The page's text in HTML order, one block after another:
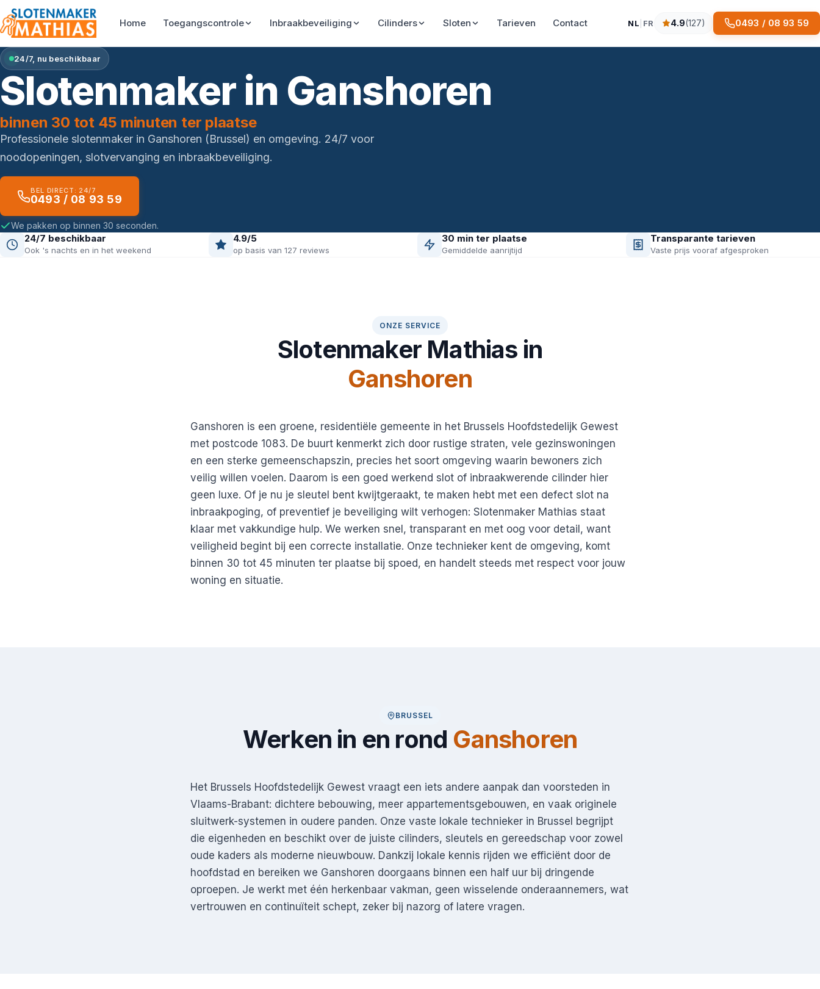
Home Toegangscontrole Inbraakbeveiliging Cilinders Sloten Tarieven Contact NL FR
4.9 sterren op basis van 127 reviews
4.9(127) 0493 / 08 93 59
24/7, nu beschikbaar
Slotenmaker in Ganshoren
binnen 30 tot 45 minuten ter plaatse
Professionele slotenmaker in Ganshoren (Brussel) en omgeving. 24/7 voor
noodopeningen, slotvervanging en inbraakbeveiliging.
BEL DIRECT: 24/7
0493 / 08 93 59
We pakken op binnen 30 seconden.
24/7 beschikbaar
Ook 's nachts en in het weekend
4.9/5
op basis van 127 reviews
30 min ter plaatse
Gemiddelde aanrijtijd
Transparante tarieven
Vaste prijs vooraf afgesproken
ONZE SERVICE
Slotenmaker Mathias in
Ganshoren
Ganshoren is een groene, residentiële gemeente in het Brussels Hoofdstedelijk Gewest
met postcode 1083. De buurt kenmerkt zich door rustige straten, vele gezinswoningen
en een sterke gemeenschapszin, precies het soort omgeving waarin bewoners zich
veilig willen voelen. Daarom is een goed werkend slot of inbraakwerende cilinder hier
geen luxe. Of je nu je sleutel bent kwijtgeraakt, te maken hebt met een defect slot na
inbraakpoging, of preventief je beveiliging wilt verhogen: Slotenmaker Mathias staat
klaar met vakkundige hulp. We werken snel, transparant en met oog voor detail, want
veiligheid begint bij een correcte installatie. Onze technieker kent de omgeving, komt
binnen 30 tot 45 minuten ter plaatse bij spoed, en handelt steeds met respect voor jouw
woning en situatie.
BRUSSEL
Werken in en rond Ganshoren
Het Brussels Hoofdstedelijk Gewest vraagt een iets andere aanpak dan voorsteden in
Vlaams-Brabant: dichtere bebouwing, meer appartementsgebouwen, en vaak originele
sluitwerk-systemen in oudere panden. Onze vaste lokale technieker in Brussel begrijpt
die eigenheden en beschikt over de juiste cilinders, sleutels en gereedschap voor zowel
oude kaders als moderne nieuwbouw. Dankzij lokale kennis rijden we efficiënt door de
hoofdstad en bereiken we Ganshoren doorgaans binnen een half uur bij dringende
oproepen. Je werkt met één herkenbaar vakman, geen wisselende onderaannemers, wat
vertrouwen en continuïteit schept, zeker bij nazorg of latere vragen.